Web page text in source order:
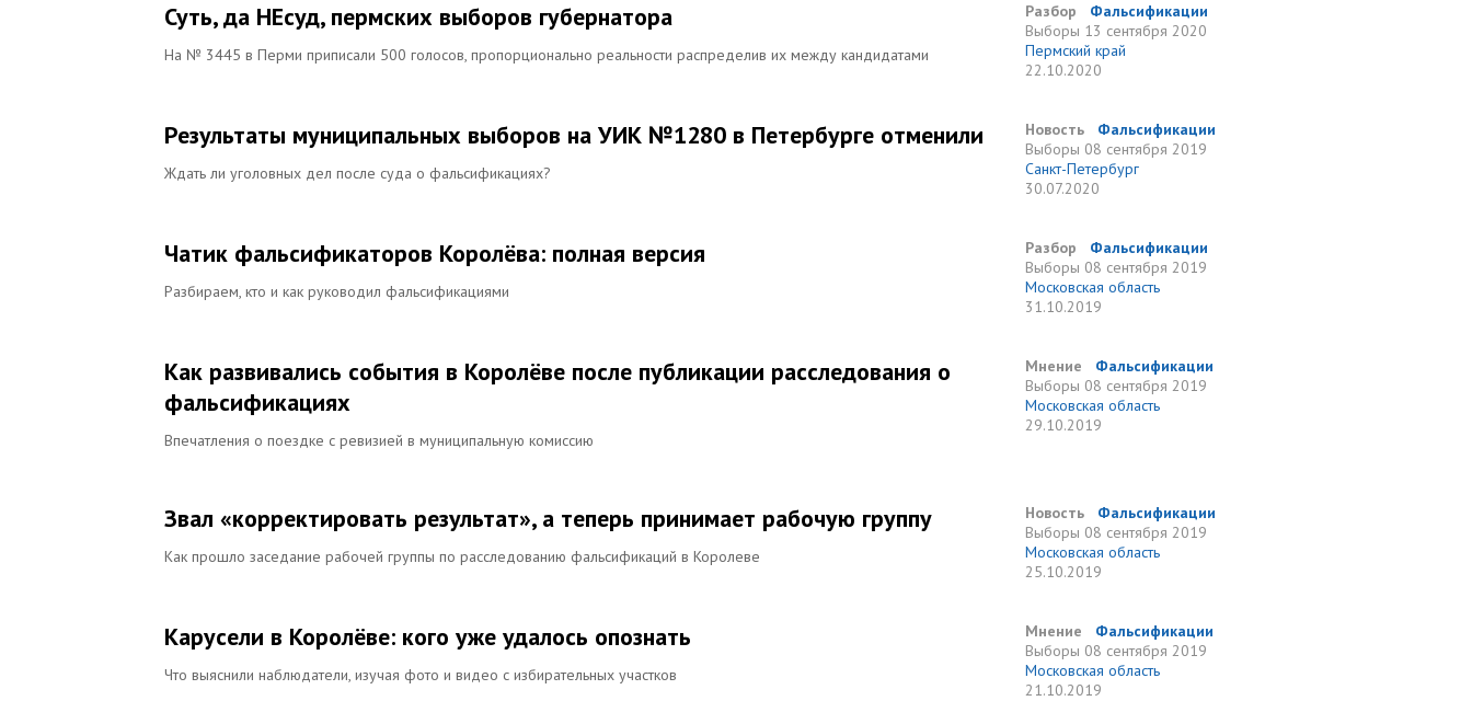
Суть, да НЕсуд, пермских выборов губернатора
На № 3445 в Перми приписали 500 голосов, пропорционально реальности распределив их между кандидатами
Разбор
Фальсификации
Выборы 13 сентября 2020
Пермский край
22.10.2020
Результаты муниципальных выборов на УИК №1280 в Петербурге отменили
Ждать ли уголовных дел после суда о фальсификациях?
Новость
Фальсификации
Выборы 08 сентября 2019
Санкт-Петербург
30.07.2020
Чатик фальсификаторов Королёва: полная версия
Разбираем, кто и как руководил фальсификациями
Разбор
Фальсификации
Выборы 08 сентября 2019
Московская область
31.10.2019
Как развивались события в Королёве после публикации расследования о
фальсификациях
Впечатления о поездке с ревизией в муниципальную комиссию
Мнение
Фальсификации
Выборы 08 сентября 2019
Московская область
29.10.2019
Звал «корректировать результат», а теперь принимает рабочую группу
Как прошло заседание рабочей группы по расследованию фальсификаций в Королеве
Новость
Фальсификации
Выборы 08 сентября 2019
Московская область
25.10.2019
Карусели в Королёве: кого уже удалось опознать
Что выяснили наблюдатели, изучая фото и видео с избирательных участков
Мнение
Фальсификации
Выборы 08 сентября 2019
Московская область
21.10.2019